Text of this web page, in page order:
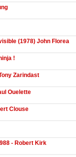
(1978) John Florea
!
Zarindast
Ouelette
Clouse
- Robert Kirk